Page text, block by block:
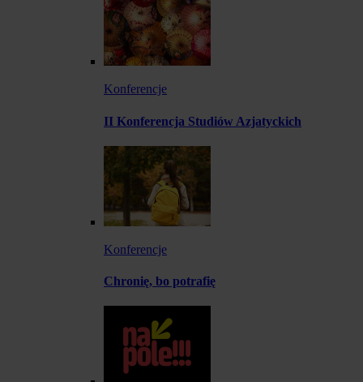
Konferencje
II Konferencja Studiów Azjatyckich
Konferencje
Chronię, bo potrafię